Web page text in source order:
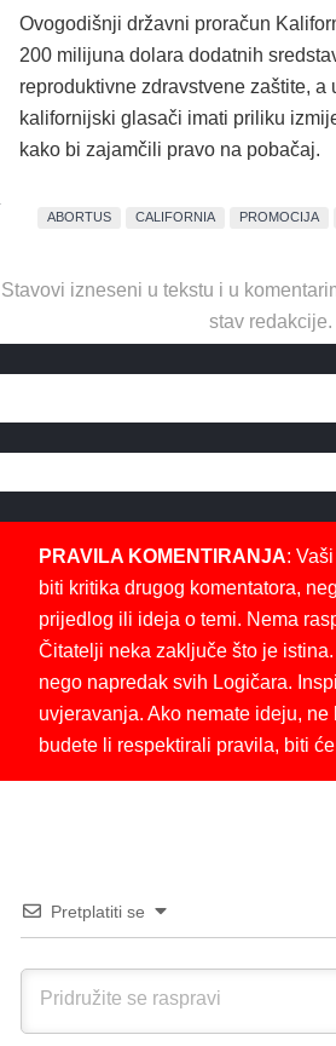
Ovogodišnji državni proračun
200 milijuna dolara dodatnih
reproduktivne zdravstvene zaštite, a
kalifornijski glasači imati priliku
kako bi zajamčili pravo na pobačaj.
ABORTUS CALIFORNIA PROMOCIJA
Stavovi izneseni u tekstu i u
stav redakcije.
PRAVILA KOMENTIRANJA:
biti kritika drugog komentatora,
prijedlog ili ideja o temi. Nema
Čitatelji neka zaključe što je
nego napredak svih Logičara.
uvjeravanja. Ako nemate ideju, ne
budete li respektirali pravila, biti
Pretplatiti se